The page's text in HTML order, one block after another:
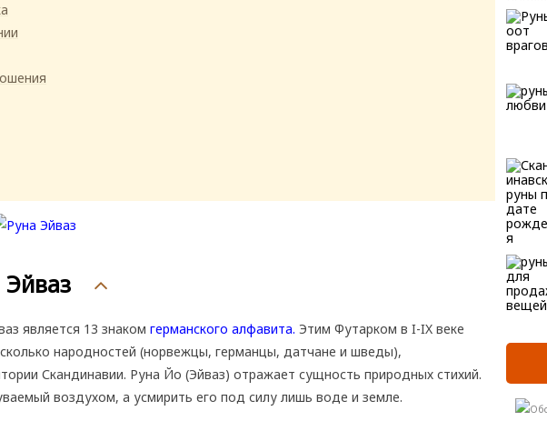
Эйваз
является 13 знаком германского алфавита. Этим Футарком в I-IX веке
народностей (норвежцы, германцы, датчане и шведы),
Скандинавии. Руна Йо (Эйваз) отражает сущность природных стихий.
воздухом, а усмирить его под силу лишь воде и земле.